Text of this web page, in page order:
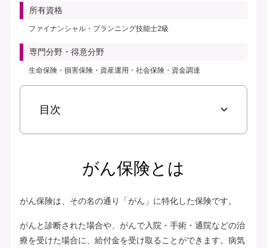
所有資格
ファイナンシャル・プランニング技能士2級
専門分野・得意分野
生命保険・損害保険・資産運用・社会保険・資金調達
目次
がん保険とは
がん保険は、その名の通り「がん」に特化した保険です。
がんと診断された場合や、がんで入院・手術・通院などの治
療を受けた場合に、給付金を受け取ることができます。病気